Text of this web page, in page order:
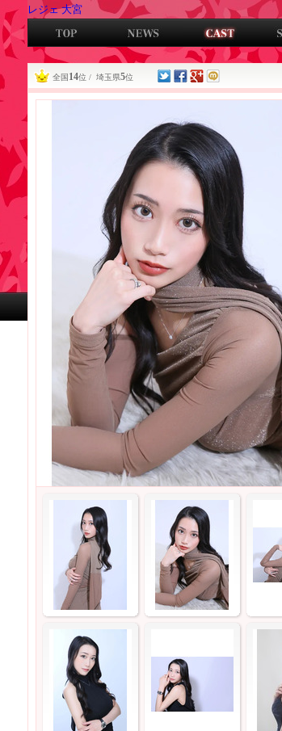
レジェ 大宮
全国 14位 / 埼玉県5位